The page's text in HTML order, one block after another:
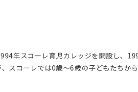
年スコーレ育児カレッジを開設し、
スコーレでは0歳～6歳の子どもたちか